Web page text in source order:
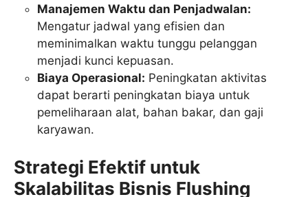
Manajemen Waktu dan Penjadwalan:
Mengatur jadwal yang efisien dan
meminimalkan waktu tunggu pelanggan
menjadi kunci kepuasan.
Biaya Operasional: Peningkatan aktivitas
dapat berarti peningkatan biaya untuk
pemeliharaan alat, bahan bakar, dan gaji
karyawan.
Strategi Efektif untuk
Skalabilitas Bisnis Flushing